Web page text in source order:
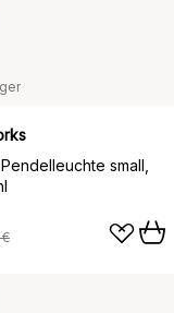
small,